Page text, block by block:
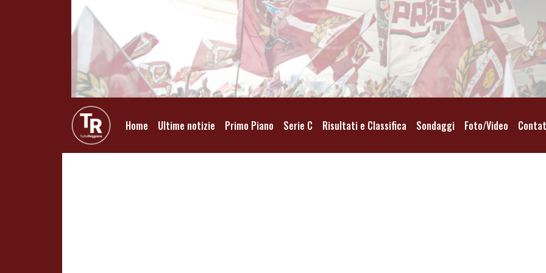
Home Ultime notizie Primo Piano Serie C Risultati e Classifica Sondaggi Foto/Video